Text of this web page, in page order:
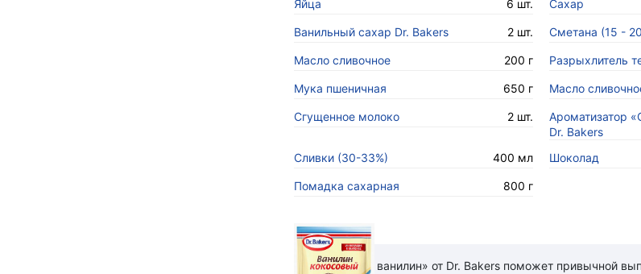
Яйца 6 шт. Сахар
Ванильный сахар Dr. Bakers 2 шт. Сметана (15 -
Масло сливочное 200 г Разрыхлитель
Мука пшеничная 650 г Масло
Сгущенное молоко 2 шт.
Ароматизатор
Dr. Bakers
Сливки (30-33%) 400 мл Шоколад
Помадка сахарная 800 г
«Кокосовый ванилин» от Dr. Bakers поможет привычной